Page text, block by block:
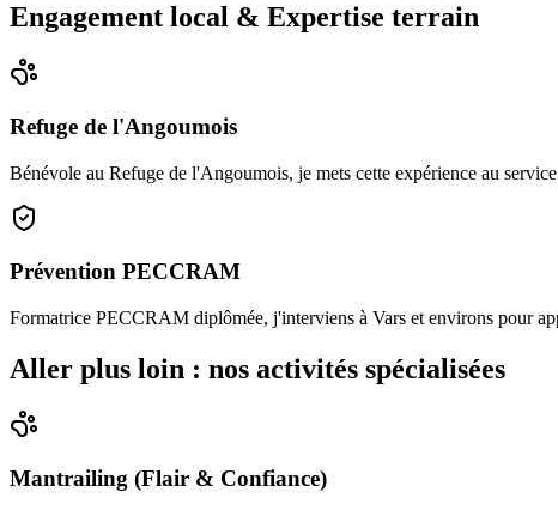
Engagement local & Expertise terrain
Refuge de l'Angoumois
Bénévole au Refuge de l'Angoumois, je mets cette expérience au
Prévention PECCRAM
Formatrice PECCRAM diplômée, j'interviens à Vars et environs pour
Aller plus loin : nos activités spécialisées
Mantrailing (Flair & Confiance)